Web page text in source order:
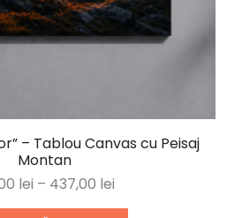
– Tablou Canvas cu Peisaj
Montan
lei – 437,00 lei